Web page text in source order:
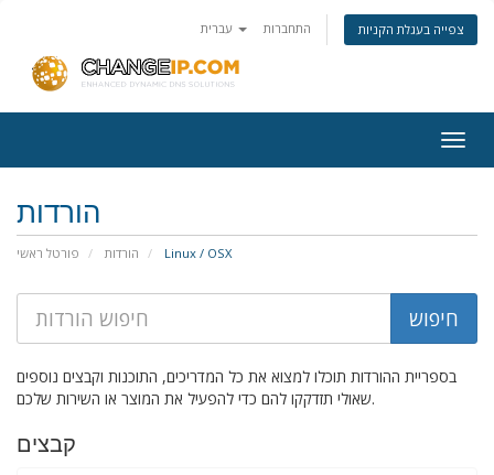
התחברות צפייה בעגלת הקניות
הורדות
פורטל ראשי הורדות Linux / OSX
בספריית ההורדות תוכלו למצוא את כל המדריכים, התוכנות וקבצים נוספים
שאולי תזדקקו להם כדי להפעיל את המוצר או השירות שלכם.
קבצים